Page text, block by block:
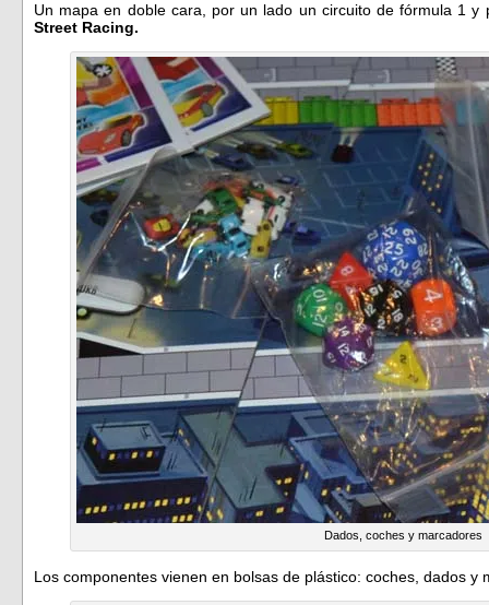
Un mapa en doble cara, por un lado un circuito de fórmula 1
Street Racing.
Dados, coches y marcadores
Los componentes vienen en bolsas de plástico: coches, dados